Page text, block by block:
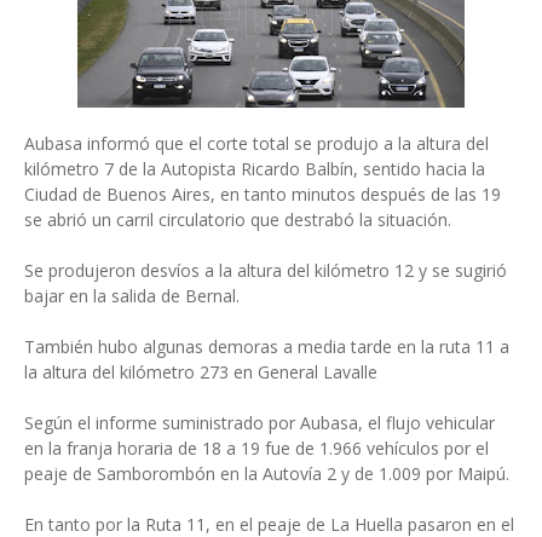
Aubasa informó que el corte total se produjo a la altura del
kilómetro 7 de la Autopista Ricardo Balbín, sentido hacia la
Ciudad de Buenos Aires, en tanto minutos después de las 19
se abrió un carril circulatorio que destrabó la situación.
Se produjeron desvíos a la altura del kilómetro 12 y se sugirió
bajar en la salida de Bernal.
También hubo algunas demoras a media tarde en la ruta 11 a
la altura del kilómetro 273 en General Lavalle
Según el informe suministrado por Aubasa, el flujo vehicular
en la franja horaria de 18 a 19 fue de 1.966 vehículos por el
peaje de Samborombón en la Autovía 2 y de 1.009 por Maipú.
En tanto por la Ruta 11, en el peaje de La Huella pasaron en el